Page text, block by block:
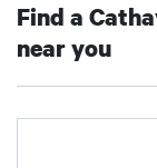
Find a
near you